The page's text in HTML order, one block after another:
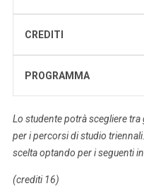
CREDITI
PROGRAMMA
Lo studente potrà scegliere
per i percorsi di studio
scelta optando per i seguenti
(crediti 16)